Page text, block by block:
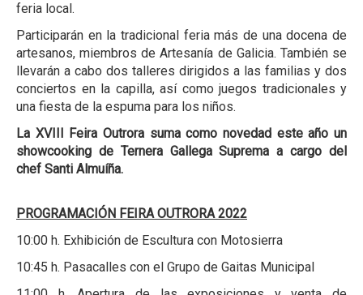
feria local.
Participarán en la tradicional feria más de una docena de
artesanos, miembros de Artesanía de Galicia. También se
llevarán a cabo dos talleres dirigidos a las familias y dos
conciertos en la capilla, así como juegos tradicionales y
una fiesta de la espuma para los niños.
La XVIII Feira Outrora suma como novedad este año un
showcooking de Ternera Gallega Suprema a cargo del
chef Santi Almuíña.
PROGRAMACIÓN FEIRA OUTRORA 2022
10:00 h. Exhibición de Escultura con Motosierra
10:45 h. Pasacalles con el Grupo de Gaitas Municipal